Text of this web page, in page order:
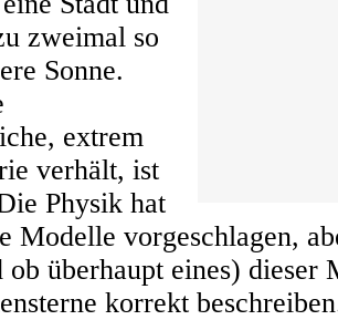
zweimal so
Sonne.
extrem
verhält, ist
Physik hat
Modelle vorgeschlagen,
ob überhaupt eines) dieser
korrekt